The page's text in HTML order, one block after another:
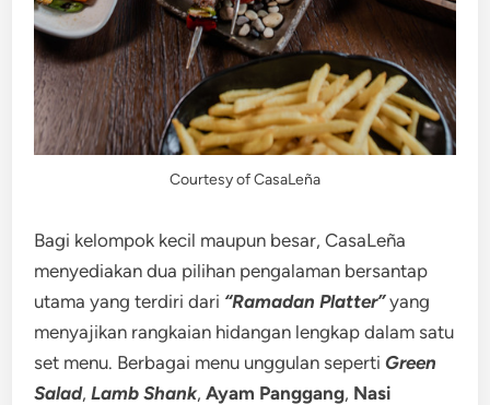
Courtesy of CasaLeña
Bagi kelompok kecil maupun besar, CasaLeña
menyediakan dua pilihan pengalaman bersantap
utama yang terdiri dari “Ramadan Platter” yang
menyajikan rangkaian hidangan lengkap dalam satu
set menu. Berbagai menu unggulan sepertiGreen
Salad,Lamb Shank,Ayam Panggang, Nasi